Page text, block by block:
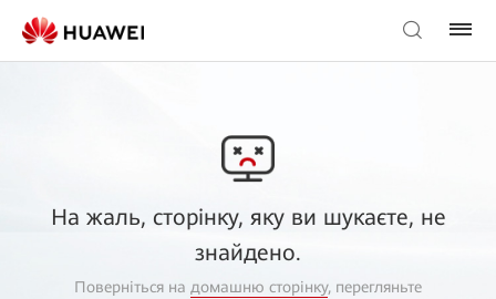
На жаль, сторінку, яку ви шукаєте, не
знайдено.
Поверніться на домашню сторінку, перегляньте